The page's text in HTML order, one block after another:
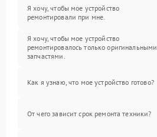
Я хочу, чтобы мое устройство
ремонтировали при мне.
Я хочу, чтобы мое устройство
ремонтировалось только оригинальными
запчастями.
Как я узнаю, что мое устройство готово?
От чего зависит срок ремонта техники?